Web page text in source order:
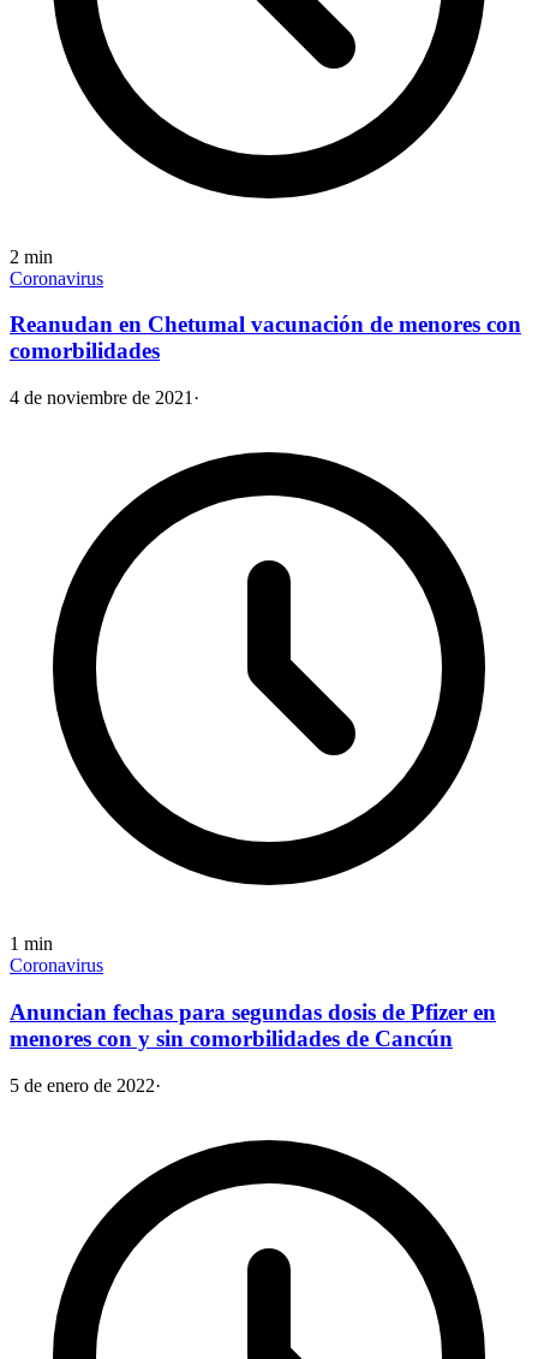
2 min
Coronavirus
Reanudan en Chetumal vacunación de menores con
comorbilidades
4 de noviembre de 2021 ·
1 min
Coronavirus
Anuncian fechas para segundas dosis de Pfizer en
menores con y sin comorbilidades de Cancún
5 de enero de 2022·